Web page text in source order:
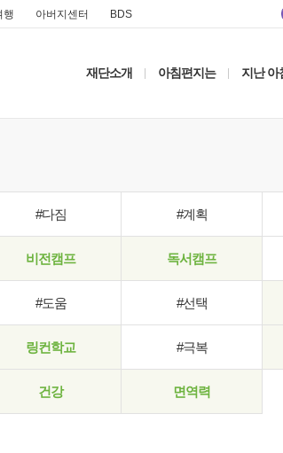
행 아버지센터 BDS
재단소개 아침편지는 지난 아
#다짐 #계획
비전캠프 독서캠프
#도움 #선택
링컨학교 #극복
건강 면역력